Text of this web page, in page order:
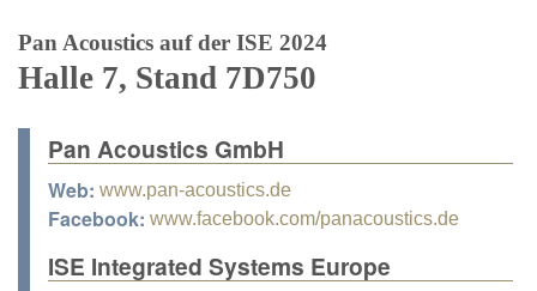
Pan Acoustics auf der ISE 2024
Halle 7, Stand 7D750
Pan Acoustics GmbH
Web: www.pan-acoustics.de
Facebook: www.facebook.com/panacoustics.de
ISE Integrated Systems Europe